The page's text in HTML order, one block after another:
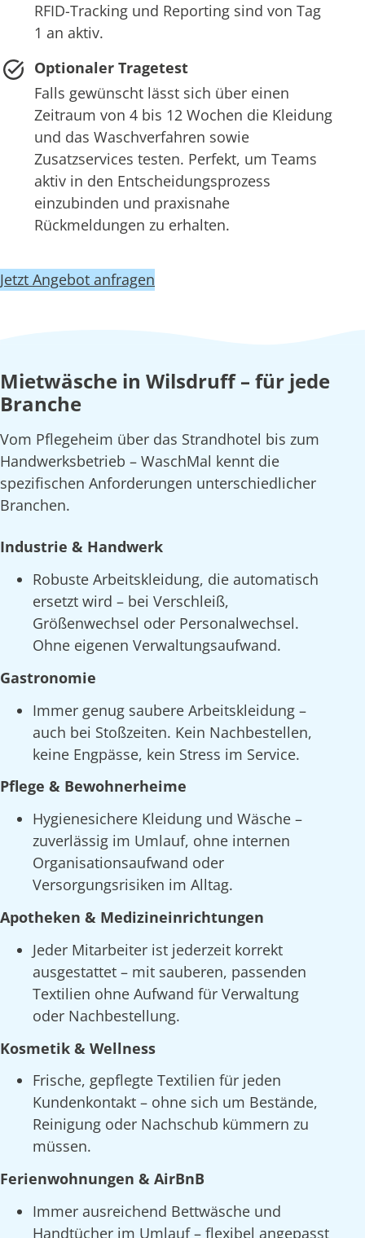
RFID-Tracking und Reporting sind von Tag
1 an aktiv.
Optionaler Tragetest
Falls gewünscht lässt sich über einen
Zeitraum von 4 bis 12 Wochen die Kleidung
und das Waschverfahren sowie
Zusatzservices testen. Perfekt, um Teams
aktiv in den Entscheidungsprozess
einzubinden und praxisnahe
Rückmeldungen zu erhalten.
Jetzt Angebot anfragen
Mietwäsche in Wilsdruff – für jede
Branche
Vom Pflegeheim über das Strandhotel bis zum
Handwerksbetrieb – WaschMal kennt die
spezifischen Anforderungen unterschiedlicher
Branchen.
Industrie & Handwerk
Robuste Arbeitskleidung, die automatisch
ersetzt wird – bei Verschleiß,
Größenwechsel oder Personalwechsel.
Ohne eigenen Verwaltungsaufwand.
Gastronomie
Immer genug saubere Arbeitskleidung –
auch bei Stoßzeiten. Kein Nachbestellen,
keine Engpässe, kein Stress im Service.
Pflege & Bewohnerheime
Hygienesichere Kleidung und Wäsche –
zuverlässig im Umlauf, ohne internen
Organisationsaufwand oder
Versorgungsrisiken im Alltag.
Apotheken & Medizineinrichtungen
Jeder Mitarbeiter ist jederzeit korrekt
ausgestattet – mit sauberen, passenden
Textilien ohne Aufwand für Verwaltung
oder Nachbestellung.
Kosmetik & Wellness
Frische, gepflegte Textilien für jeden
Kundenkontakt – ohne sich um Bestände,
Reinigung oder Nachschub kümmern zu
müssen.
Ferienwohnungen & AirBnB
Immer ausreichend Bettwäsche und
Handtücher im Umlauf – flexibel angepasst